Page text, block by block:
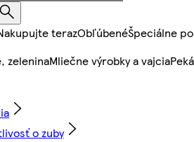
terazObľúbenéŠpeciálne
zeleninaMliečne výrobky a vajcia
o zuby